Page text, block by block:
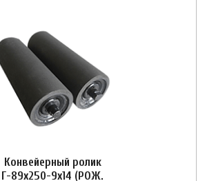
Конвейерный ролик
Г-89х250-9х14 (РОЖ.